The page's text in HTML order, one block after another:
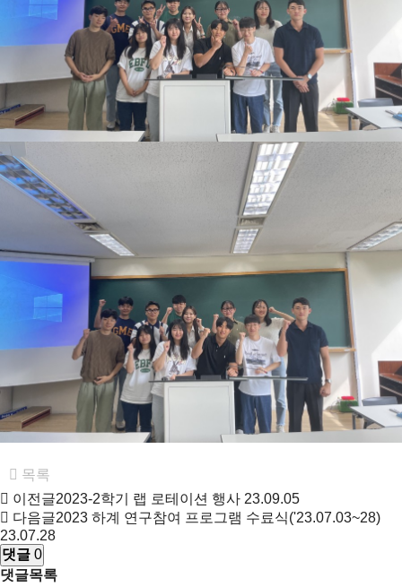
목록
이전글2023-2학기 랩 로테이션 행사 23.09.05
다음글2023 하계 연구참여 프로그램 수료식('23.07.03~28)
23.07.28
댓글 0
댓글목록